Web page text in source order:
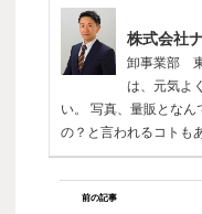
株式会社
卸事業部
は、元気よ
い。 写真、量販とな
の？と言われるコトも
前の記事